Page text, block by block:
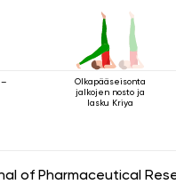
Olkapääseisonta
jalkojen nosto ja
lasku Kriya
of Pharmaceutical